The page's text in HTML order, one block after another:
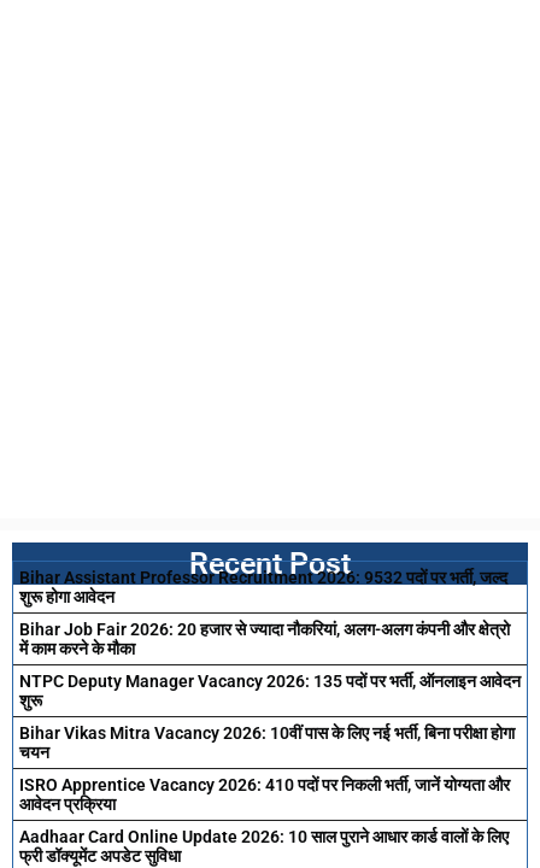
Recent Post
Bihar Assistant Professor Recruitment 2026: 9532 पदों पर भर्ती, जल्द
शुरू होगा आवेदन
Bihar Job Fair 2026: 20 हजार से ज्यादा नौकरियां, अलग-अलग कंपनी और क्षेत्रो
में काम करने के मौका
NTPC Deputy Manager Vacancy 2026: 135 पदों पर भर्ती, ऑनलाइन आवेदन
शुरू
Bihar Vikas Mitra Vacancy 2026: 10वीं पास के लिए नई भर्ती, बिना परीक्षा होगा
चयन
ISRO Apprentice Vacancy 2026: 410 पदों पर निकली भर्ती, जानें योग्यता और
आवेदन प्रक्रिया
Aadhaar Card Online Update 2026: 10 साल पुराने आधार कार्ड वालों के लिए
फ्री डॉक्यूमेंट अपडेट सुविधा